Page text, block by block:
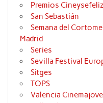
Premios Cineysefeliz
San Sebastián
Semana del
Madrid
Series
Sevilla Festival
Sitges
TOPS
Valencia Cinemajove